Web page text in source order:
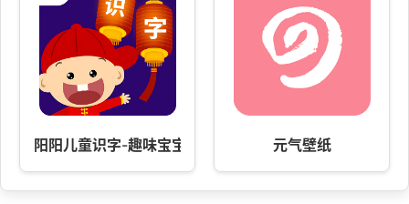
阳阳儿童识字-趣味宝宝认字启蒙 元气壁纸